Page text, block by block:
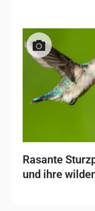
Rasante
und ihre